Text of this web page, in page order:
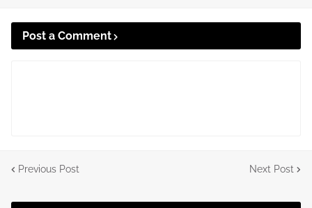
Post a Comment
Previous Post Next Post